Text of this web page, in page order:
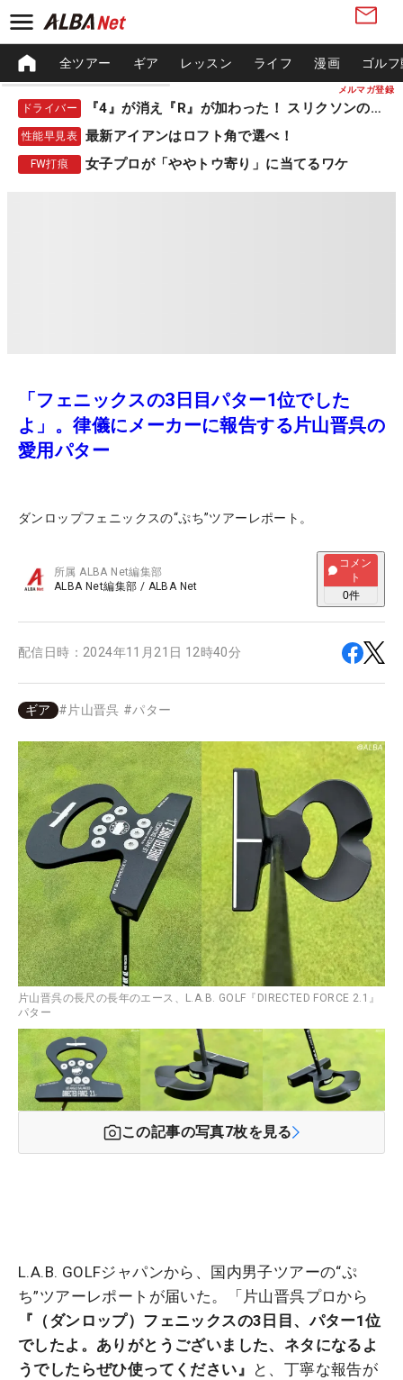
メルマガ登録
全ツアー ギア レッスン ライフ 漫画 ゴル
ドライバー 『4』が消え『R』が加わった！ スリクソンの新作
性能早見表 最新アイアンはロフト角で選べ！
FW打痕 女子プロが「ややトウ寄り」に当てるワケ
「フェニックスの3日目パター1位でした
よ」。律儀にメーカーに報告する片山晋呉の
愛用パター
ダンロップフェニックスの“ぷち”ツアーレポート。
所属ALBA Net編集部
ALBA Net編集部 / ALBA Net
コメン
ト
0件
配信日時： 2024年11月21日 12時40分
ギア # 片山晋呉 #パター
片山晋呉の長尺の長年のエース、L.A.B. GOLF『DIRECTED FORCE 2.1』
パター
この記事の写真7枚を見る
L.A.B. GOLFジャパンから、国内男子ツアーの“ぷ
ち”ツアーレポートが届いた。「片山晋呉プロから
『（ダンロップ）フェニックスの3日目、パター1位
でしたよ。ありがとうございました、ネタになるよ
うでしたらぜひ使ってください』 と、丁寧な報告が